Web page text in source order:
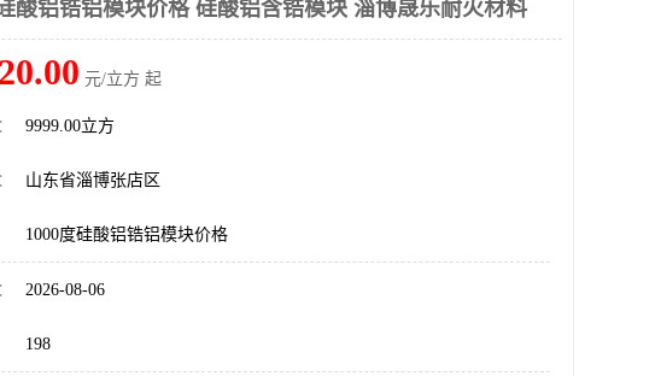
酸铝锆铝模块价格 硅酸铝含锆模块 淄博晟乐耐火材料
元/立方 起
9999.00立方
山东省淄博张店区
1000度硅酸铝锆铝模块价格
2026-08-06
198